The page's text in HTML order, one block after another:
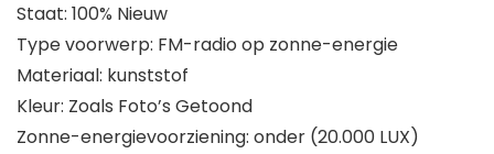
Staat: 100% Nieuw
Type voorwerp: FM-radio op zonne-energie
Materiaal: kunststof
Kleur: Zoals Foto’s Getoond
Zonne-energievoorziening: onder (20.000 LUX)